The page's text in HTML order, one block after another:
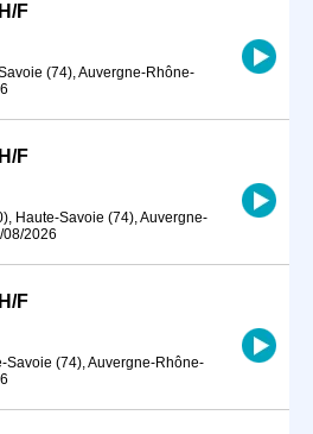
F
(74), Auvergne-Rhône-
F
Haute-Savoie (74), Auvergne-
08/2026
F
Savoie (74), Auvergne-Rhône-